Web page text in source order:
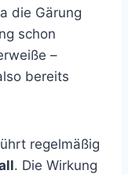
die Gärung
schon
–
bereits
regelmäßig
. Die Wirkung